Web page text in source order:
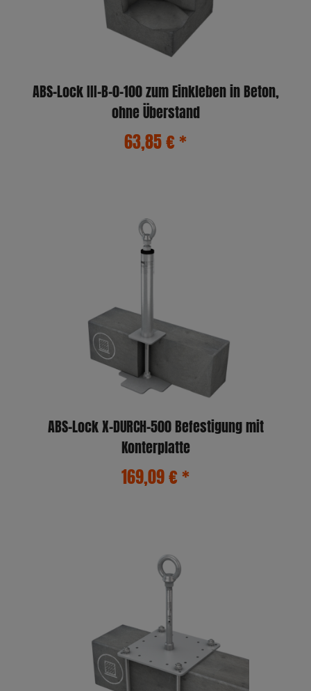
ABS-Lock III-B-0-100 zum Einkleben in Beton,
ohne Überstand
63,85 €*
ABS-Lock X-DURCH-500 Befestigung mit
Konterplatte
169,09 €*